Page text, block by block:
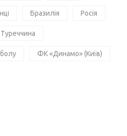
Бразилія Росія
Туреччина
ФК «Динамо» (Київ)